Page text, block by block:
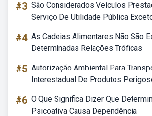
#3 São Considerados Veículos
Serviço De Utilidade Pública
#4 As Cadeias Alimentares Não São
Determinadas Relações Tróficas
#5 Autorização Ambiental Para
Interestadual De Produtos
#6 O Que Significa Dizer Que
Psicoativa Causa Dependência